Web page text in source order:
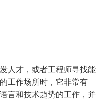
人才，或者工程师寻找能
工作场所时，它非常有
言和技术趋势的工作，并